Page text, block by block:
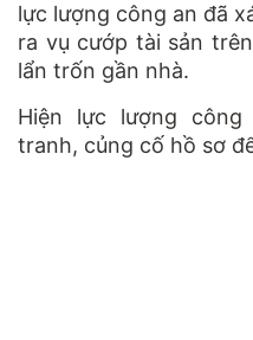
lực lượng công an đã
ra vụ cướp tài sản
lẩn trốn gần nhà.
Hiện lực lượng
tranh, củng cố hồ sơ